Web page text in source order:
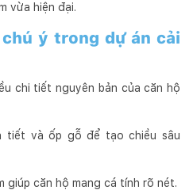
vừa hiện đại.
ý trong dự án cải
chi tiết nguyên bản của căn hộ
tiết và ốp gỗ để tạo chiều sâu
giúp căn hộ mang cá tính rõ nét.